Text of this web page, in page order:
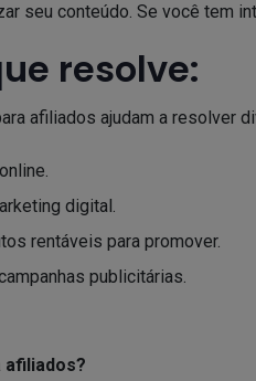
seu conteúdo. Se você tem
resolve:
afiliados ajudam a resolver
digital.
rentáveis para promover.
publicitárias.
afiliados?